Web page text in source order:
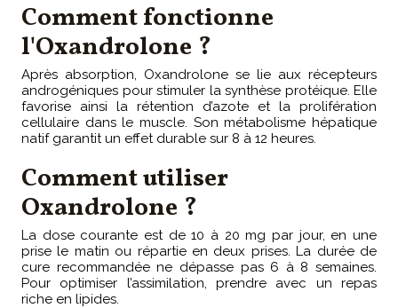
Comment fonctionne
l'Oxandrolone ?
Après absorption, Oxandrolone se lie aux récepteurs
androgéniques pour stimuler la synthèse protéique. Elle
favorise ainsi la rétention d’azote et la prolifération
cellulaire dans le muscle. Son métabolisme hépatique
natif garantit un effet durable sur 8 à 12 heures.
Comment utiliser
Oxandrolone ?
La dose courante est de 10 à 20 mg par jour, en une
prise le matin ou répartie en deux prises. La durée de
cure recommandée ne dépasse pas 6 à 8 semaines.
Pour optimiser l’assimilation, prendre avec un repas
riche en lipides.